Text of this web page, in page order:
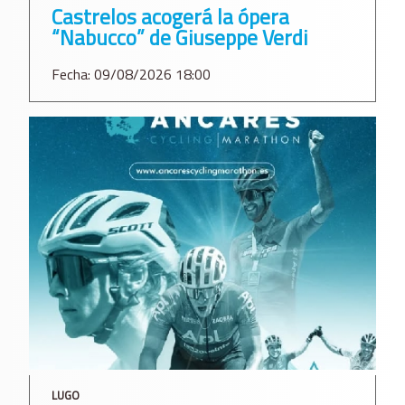
Castrelos acogerá la ópera
“Nabucco” de Giuseppe Verdi
Fecha: 09/08/2026 18:00
LUGO